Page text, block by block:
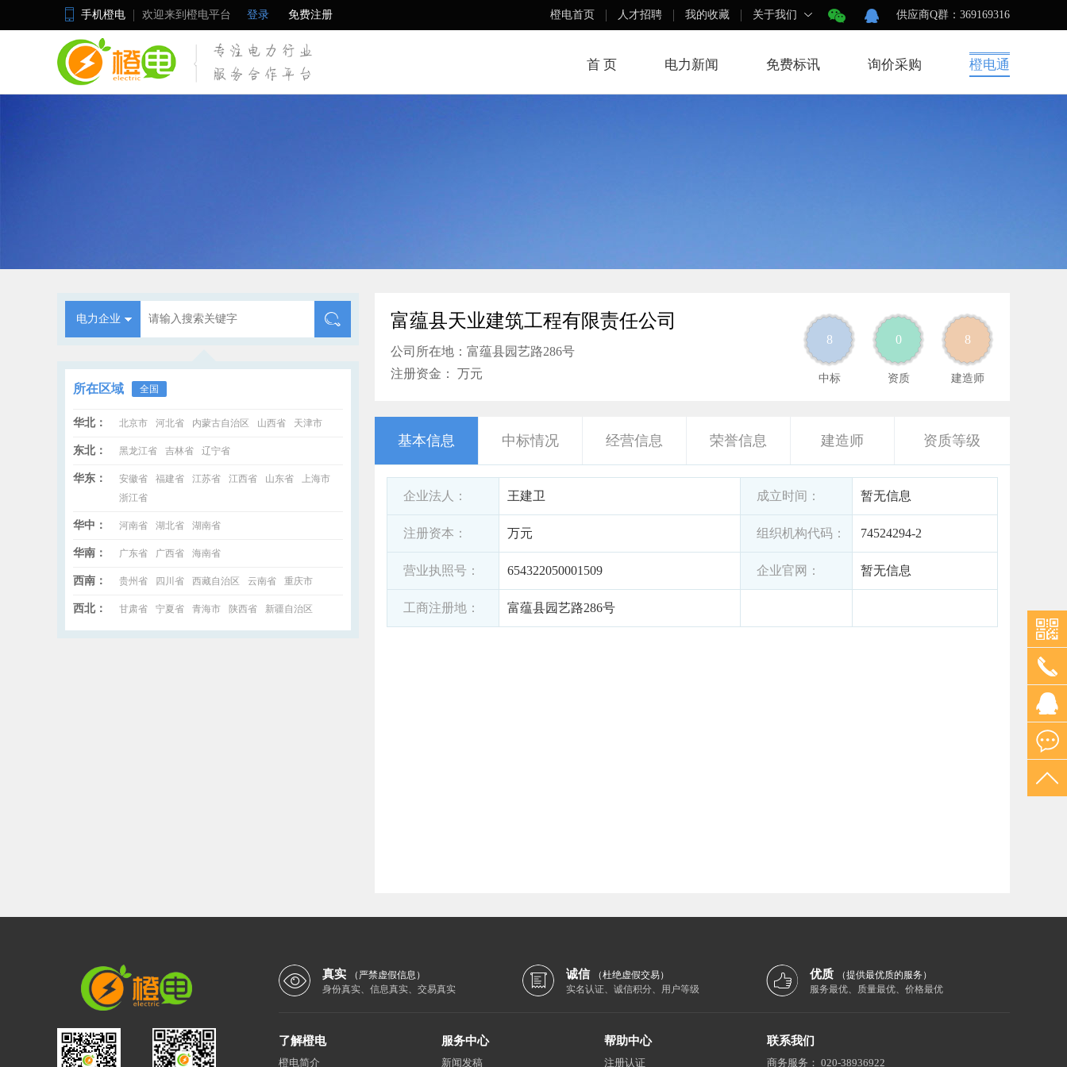
手机橙电 欢迎来到橙电平台 登录 免费注册 橙电首页 人才招聘 我的收藏 关于我们 供应商Q群：369169316
首 页 电力新闻 免费标讯 询价采购 橙电通
电力企业
所在区域 全国
华北： 北京市 河北省 内蒙古自治区 山西省 天津市
东北： 黑龙江省 吉林省 辽宁省
华东： 安徽省 福建省 江苏省 江西省 山东省
上海市
浙江省
华中： 河南省 湖北省 湖南省
华南： 广东省 广西省 海南省
西南： 贵州省 四川省 西藏自治区 云南省 重庆市
西北： 甘肃省 宁夏省 青海市 陕西省 新疆自治区
富蕴县天业建筑工程有限责任公司
8
中标
0
资质
8
建造师
公司所在地：富蕴县园艺路286号
注册资金： 万元
基本信息 中标情况 经营信息 荣誉信息 建造师 资质等级
企业法人： 王建卫 成立时间： 暂无信息
注册资本： 万元 组织机构代码： 74524294-2
营业执照号： 654322050001509 企业官网： 暂无信息
工商注册地： 富蕴县园艺路286号
真实
（严禁虚假信息）
身份真实、信息真实、交易真实
诚信
（杜绝虚假交易）
实名认证、诚信积分、用户等级
优质
（提供最优质的服务）
服务最优、质量最优、价格最优
了解橙电
橙电简介
服务中心
新闻发稿
帮助中心
注册认证
联系我们
商务服务： 020-38936922